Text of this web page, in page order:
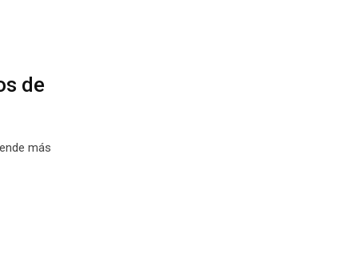
de
más